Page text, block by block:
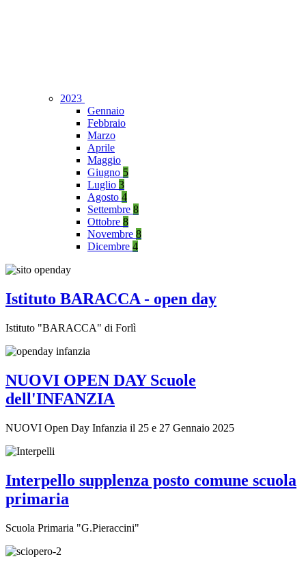
2023
Gennaio
Febbraio
Marzo
Aprile
Maggio
Giugno 5
Luglio 3
Agosto 4
Settembre 8
Ottobre 8
Novembre 8
Dicembre 4
Istituto BARACCA - open day
Istituto "BARACCA" di Forlì
NUOVI OPEN DAY Scuole
dell'INFANZIA
NUOVI Open Day Infanzia il 25 e 27 Gennaio 2025
Interpello supplenza posto comune scuola
primaria
Scuola Primaria "G.Pieraccini"